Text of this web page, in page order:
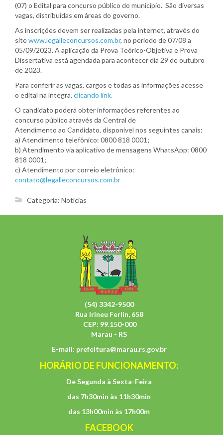
(07) o Edital para concurso público do município. São diversas
vagas, distribuídas em áreas do governo.
As inscrições devem ser realizadas pela internet, através do
sitewww.legalleconcursos.com.br, no período de 07/08 a
05/09/2023. A aplicação da Prova Teórico-Objetiva e Prova
Dissertativa está agendada para acontecer dia 29 de outubro
de 2023.
Para conferir as vagas, cargos e todas as informações acesse
o edital na íntegra, clicando link.
O candidato poderá obter informações referentes ao
concurso público através da Central de
Atendimento ao Candidato, disponível nos seguintes canais:
a) Atendimento telefônico: 0800 818 0001;
b) Atendimento via aplicativo de mensagens WhatsApp: 0800
818 0001;
c) Atendimento por correio eletrônico:
contato@legalleconcursos.com.br
Categoria: Notícias
(54) 3342-9500
Rua Irineu Ferlin, 658
CEP: 99.150-000
Marau - RS
E-mail: prefeitura@marau.rs.gov.br
HORÁRIO DE FUNCIONAMENTO:
De Segunda à Sexta-Feira
das 7h30min às 11h30min
das 13h00min às 17h00m
FACEBOOK